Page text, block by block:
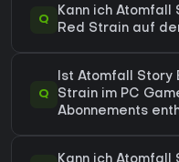
Q
Kann ich Atomfall
Red Strain auf
Q
Ist Atomfall Story
Strain im PC
Abonnements